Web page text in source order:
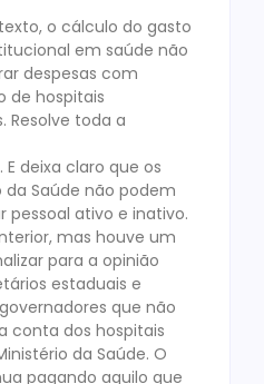
o cálculo do gasto
em saúde não
despesas com
de hospitais
Resolve toda a
E deixa claro que os
da Saúde não podem
pessoal ativo e inativo.
mas houve um
para a opinião
estaduais e
que não
conta dos hospitais
da Saúde. O
pagando aquilo que